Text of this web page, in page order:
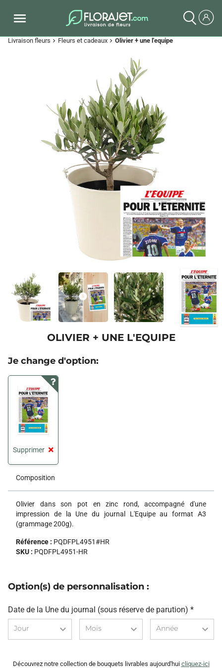
Livraison fleurs chevron_right Fleurs et cadeaux chevron_right Olivier + une l'equipe
OLIVIER + UNE L'EQUIPE
Je change d'option:
Supprimer
Composition
Olivier dans son pot en zinc rond, accompagné d'une
impression de la Une du journal L'Equipe au format A3
(grammage 200g).
Référence : PQDFPL4951#HR
SKU : PQDFPL4951-HR
Option(s) de personnalisation :
Date de la Une du journal (sous réserve de parution)
Jour Mois Année
Découvrez notre collection de bouquets livrables aujourd'hui cliquez-ici